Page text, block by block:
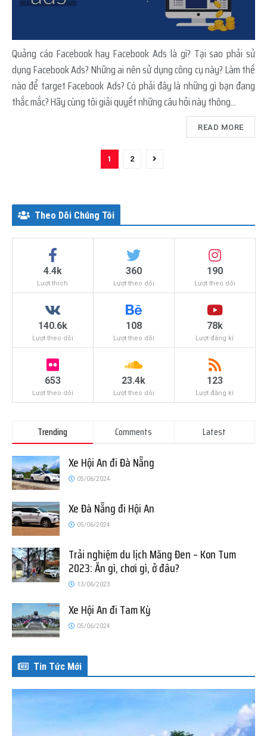
Quảng cáo Facebook hay Facebook Ads là gì? Tại sao phải sử
dụng Facebook Ads? Những ai nên sử dụng công cụ này? Làm thế
nào để target Facebook Ads? Có phải đây là những gì bạn đang
thắc mắc? Hãy cùng tôi giải quyết những câu hỏi này thông...
READ MORE
1 2
Theo Dõi Chúng Tôi
4.4k
Lượt thích
360
Lượt theo dõi
190
Lượt theo dõi
140.6k
Lượt theo dõi
108
Lượt theo dõi
78k
Lượt đăng kí
653
Lượt theo dõi
23.4k
Lượt theo dõi
123
Lượt đăng kí
Trending Comments Latest
Xe Hội An đi Đà Nẵng
05/06/2024
Xe Đà Nẵng đi Hội An
05/06/2024
Trải nghiệm du lịch Măng Đen – Kon Tum
2023: Ăn gì, chơi gì, ở đâu?
13/06/2023
Xe Hội An đi Tam Kỳ
05/06/2024
Tin Tức Mới